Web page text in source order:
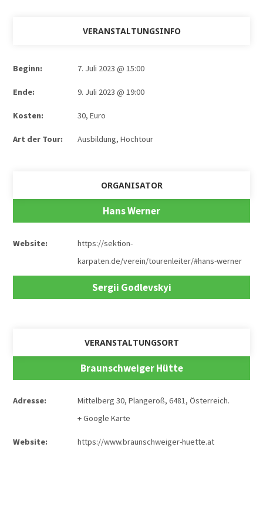
VERANSTALTUNGSINFO
Beginn: 7. Juli 2023 @ 15:00
Ende: 9. Juli 2023 @ 19:00
Kosten: 30, Euro
Art der Tour: Ausbildung,Hochtour
ORGANISATOR
Hans Werner
Website:
https://sektion-
karpaten.de/verein/tourenleiter/#hans-werner
Sergii Godlevskyi
VERANSTALTUNGSORT
Braunschweiger Hütte
Adresse: Mittelberg 30, Plangeroß, 6481, Österreich.
+ Google Karte
Website: https://www.braunschweiger-huette.at